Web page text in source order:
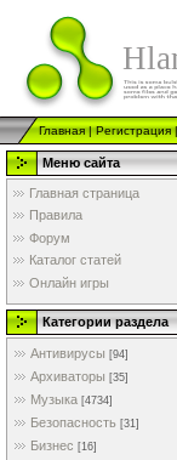
Главная|Регистрация
Меню сайта
Главная страница
Правила
Форум
Каталог статей
Онлайн игры
Категории раздела
Антивирусы [94]
Архиваторы [35]
Музыка [4734]
Безопасность [31]
Бизнес [16]